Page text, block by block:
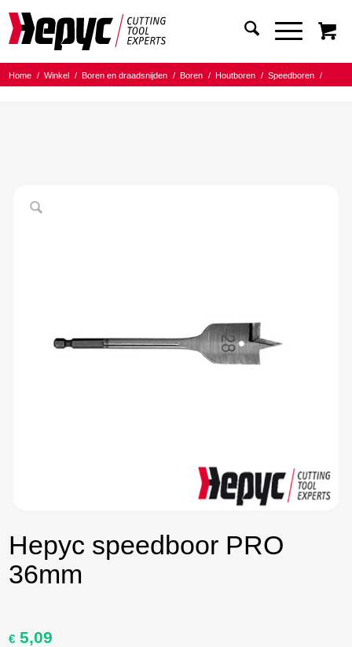
Home / Winkel / Boren en draadsnijden / Boren / Houtboren / Speedboren
/
Hepyc speedboor PRO
36mm
Oorspronkelijke
€ 5,09